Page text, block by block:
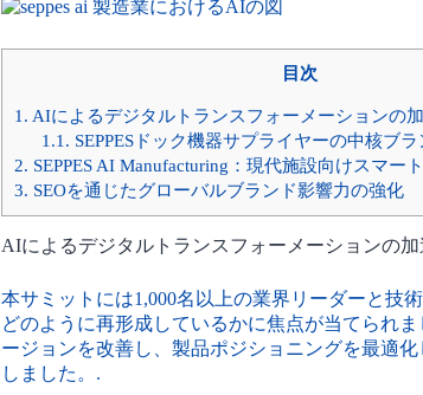
目次
1. AIによるデジタルトランスフォーメーションの
1.1. SEPPESドック機器サプライヤーの中核ブ
2. SEPPES AI Manufacturing：現代施設向けスマー
3. SEOを通じたグローバルブランド影響力の強化
AIによるデジタルトランスフォーメーションの加
本サミットには1,000名以上の業界リーダーと技
どのように再形成しているかに焦点が当てられ
ージョンを改善し、製品ポジショニングを最適
しました。.